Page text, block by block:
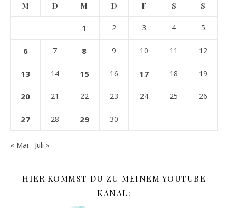
M D M D F S S
1 2 3 4 5
6 7 8 9 10 11 12
13 14 15 16 17 18 19
20 21 22 23 24 25 26
27 28 29 30
« Mai Juli »
HIER KOMMST DU ZU MEINEM YOUTUBE
KANAL: